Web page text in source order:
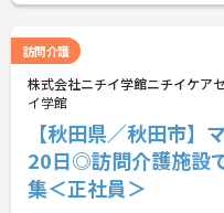
訪問介護
株式会社ニチイ学館ニチイケア
イ学館
【秋田県／秋田市
20日◎訪問介護施設
集＜正社員＞